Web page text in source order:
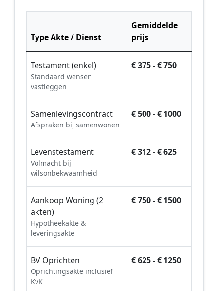
Type Akte / Dienst
Gemiddelde
prijs
Testament (enkel)
Standaard wensen
vastleggen
€ 375 - € 750
Samenlevingscontract
Afspraken bij samenwonen
€ 500 - € 1000
Levenstestament
Volmacht bij
wilsonbekwaamheid
€ 312 - € 625
Aankoop Woning (2
akten)
Hypotheekakte &
leveringsakte
€ 750 - € 1500
BV Oprichten
Oprichtingsakte inclusief
KvK
€ 625 - € 1250